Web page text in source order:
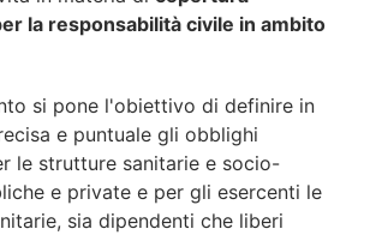
la responsabilità civile in ambito
si pone l'obiettivo di definire in
e puntuale gli obblighi
le strutture sanitarie e socio-
e private e per gli esercenti le
sia dipendenti che liberi